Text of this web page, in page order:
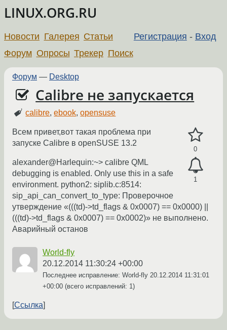
LINUX.ORG.RU
Регистрация - Вход
Новости Галерея Статьи
Форум Опросы Трекер Поиск
Форум — Desktop
Calibre не запускается
calibre,ebook,opensuse
0
1
Всем привет,вот такая проблема при
запуске Calibre в openSUSE 13.2
alexander@Harlequin:~> calibre QML
debugging is enabled. Only use this in a safe
environment. python2: siplib.c:8514:
sip_api_can_convert_to_type: Проверочное
утверждение «(((td)->td_flags & 0x0007) == 0x0000) ||
(((td)->td_flags & 0x0007) == 0x0002)» не выполнено.
Аварийный останов
World-fly
20.12.2014 11:30:24 +00:00
Последнее исправление: World-fly 20.12.2014 11:31:01
+00:00 (всего исправлений: 1)
Ссылка